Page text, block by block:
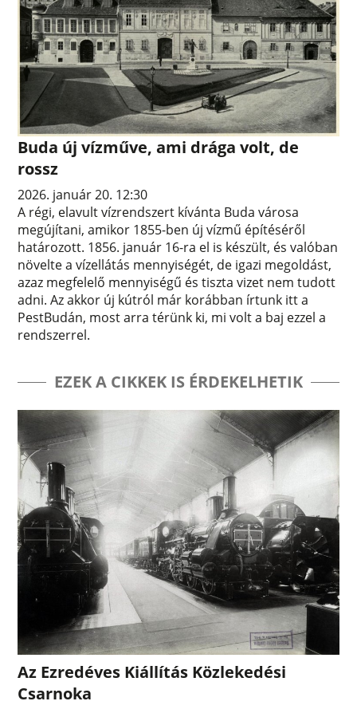
Buda új vízműve, ami drága volt, de
rossz
2026. január 20. 12:30
A régi, elavult vízrendszert kívánta Buda városa
megújítani, amikor 1855-ben új vízmű építéséről
határozott. 1856. január 16-ra el is készült, és valóban
növelte a vízellátás mennyiségét, de igazi megoldást,
azaz megfelelő mennyiségű és tiszta vizet nem tudott
adni. Az akkor új kútról már korábban írtunk itt a
PestBudán, most arra térünk ki, mi volt a baj ezzel a
rendszerrel.
EZEK A CIKKEK IS ÉRDEKELHETIK
Az Ezredéves Kiállítás Közlekedési
Csarnoka